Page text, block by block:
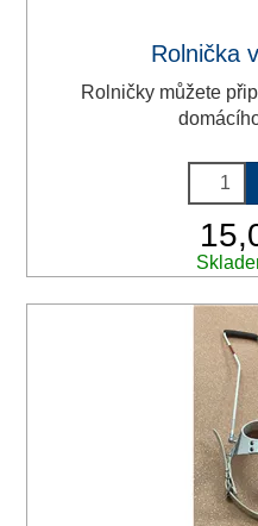
Rolnička
Rolničky můžete